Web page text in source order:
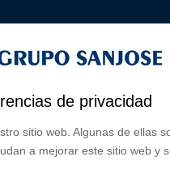
de privacidad
sitio web. Algunas de ellas
a mejorar este sitio web y
ACCIONISTAS E INVERSORES
TIPOLOGÍA DE OBRA